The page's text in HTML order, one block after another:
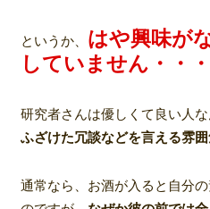
というか、 はや興味が
していません・・・
研究者さんは優しくて良い人な
ふざけた冗談などを言える雰
通常なら、お酒が入ると自分